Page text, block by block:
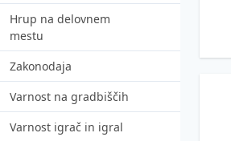
Bolniške odsotnosti in
reševanje absentizma
Hrup na delovnem
mestu
Zakonodaja
Varnost na gradbiščih
Varnost igrač in igral